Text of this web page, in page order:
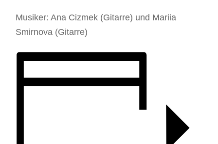
Musiker: Ana Cizmek (Gitarre) und Mariia
Smirnova (Gitarre)